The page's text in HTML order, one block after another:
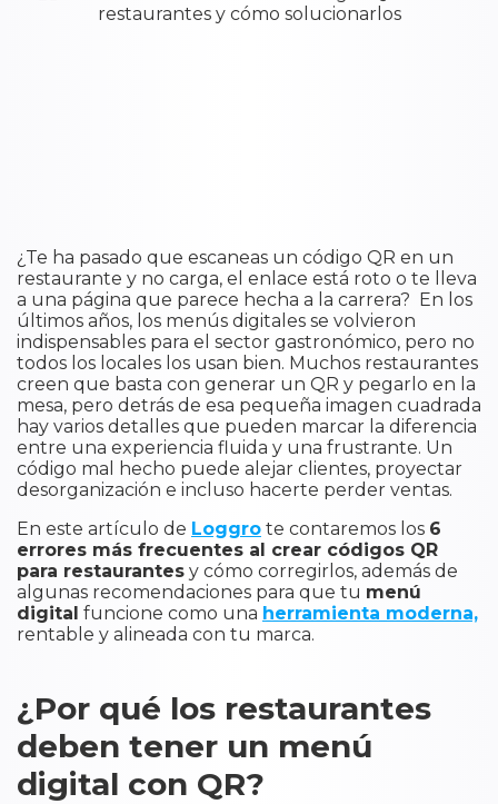
¿Te ha pasado que escaneas un código QR en un
restaurante y no carga, el enlace está roto o te lleva
a una página que parece hecha a la carrera? En los
últimos años, los menús digitales se volvieron
indispensables para el sector gastronómico, pero no
todos los locales los usan bien. Muchos restaurantes
creen que basta con generar un QR y pegarlo en la
mesa, pero detrás de esa pequeña imagen cuadrada
hay varios detalles que pueden marcar la diferencia
entre una experiencia fluida y una frustrante. Un
código mal hecho puede alejar clientes, proyectar
desorganización e incluso hacerte perder ventas.
En este artículo de Loggro te contaremos los 6
errores más frecuentes al crear códigos QR
para restaurantes y cómo corregirlos, además de
algunas recomendaciones para que tu menú
digital funcione como una herramienta moderna,
rentable y alineada con tu marca.
¿Por qué los restaurantes
deben tener un menú
digital con QR?